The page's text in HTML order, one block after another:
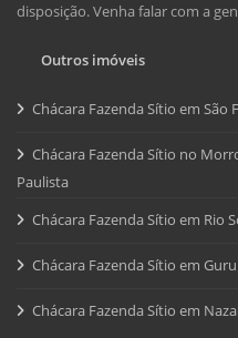
disposição. Venha falar com a
Outros imóveis
Chácara Fazenda Sítio em São
Chácara Fazenda Sítio no
Paulista
Chácara Fazenda Sítio em Rio
Chácara Fazenda Sítio em
Chácara Fazenda Sítio em